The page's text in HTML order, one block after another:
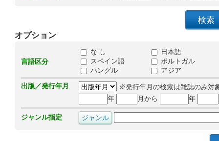
オプション
言語区分
な し
日本語
スペイン語
ポルトガル
ハングル
アジア
出版／発行年月
※発行年月の検索は雑誌のみ対
年
月から 年
ジャンル指定